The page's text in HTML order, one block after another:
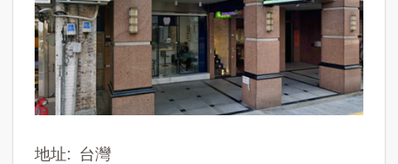
地址
台灣